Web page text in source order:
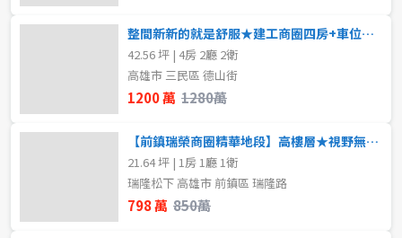
整間新新的就是舒服★建工商圈四房+車位★前後陽台
42.56 坪 | 4房 2廳 2衛
高雄市 三民區 德山街
1200 萬 1280萬
【前鎮瑞榮商圈精華地段】高樓層★視野無限★近輕軌
21.64 坪 | 1房 1廳 1衛
瑞隆松下 高雄市 前鎮區 瑞隆路
798 萬 850萬